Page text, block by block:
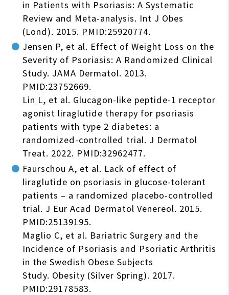
in Patients with Psoriasis: A Systematic
Review and Meta-analysis. Int J Obes
(Lond). 2015. PMID:25920774.
Jensen P, et al. Effect of Weight Loss on the
Severity of Psoriasis: A Randomized Clinical
Study. JAMA Dermatol. 2013.
PMID:23752669.
Lin L, et al. Glucagon-like peptide-1 receptor
agonist liraglutide therapy for psoriasis
patients with type 2 diabetes: a
randomized-controlled trial. J Dermatol
Treat. 2022. PMID:32962477.
Faurschou A, et al. Lack of effect of
liraglutide on psoriasis in glucose-tolerant
patients – a randomized placebo-controlled
trial. J Eur Acad Dermatol Venereol. 2015.
PMID:25139195.
Maglio C, et al. Bariatric Surgery and the
Incidence of Psoriasis and Psoriatic Arthritis
in the Swedish Obese Subjects
Study. Obesity (Silver Spring). 2017.
PMID:29178583.